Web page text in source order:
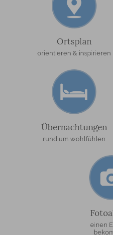
Ortsplan
orientieren & inspirieren
Übernachtungen
rund um wohlfühlen
einen